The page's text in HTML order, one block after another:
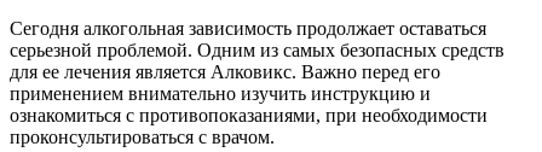
Сегодня алкогольная зависимость продолжает оставаться
серьезной проблемой. Одним из самых безопасных средств
для ее лечения является Алковикс. Важно перед его
применением внимательно изучить инструкцию и
ознакомиться с противопоказаниями, при необходимости
проконсультироваться с врачом.